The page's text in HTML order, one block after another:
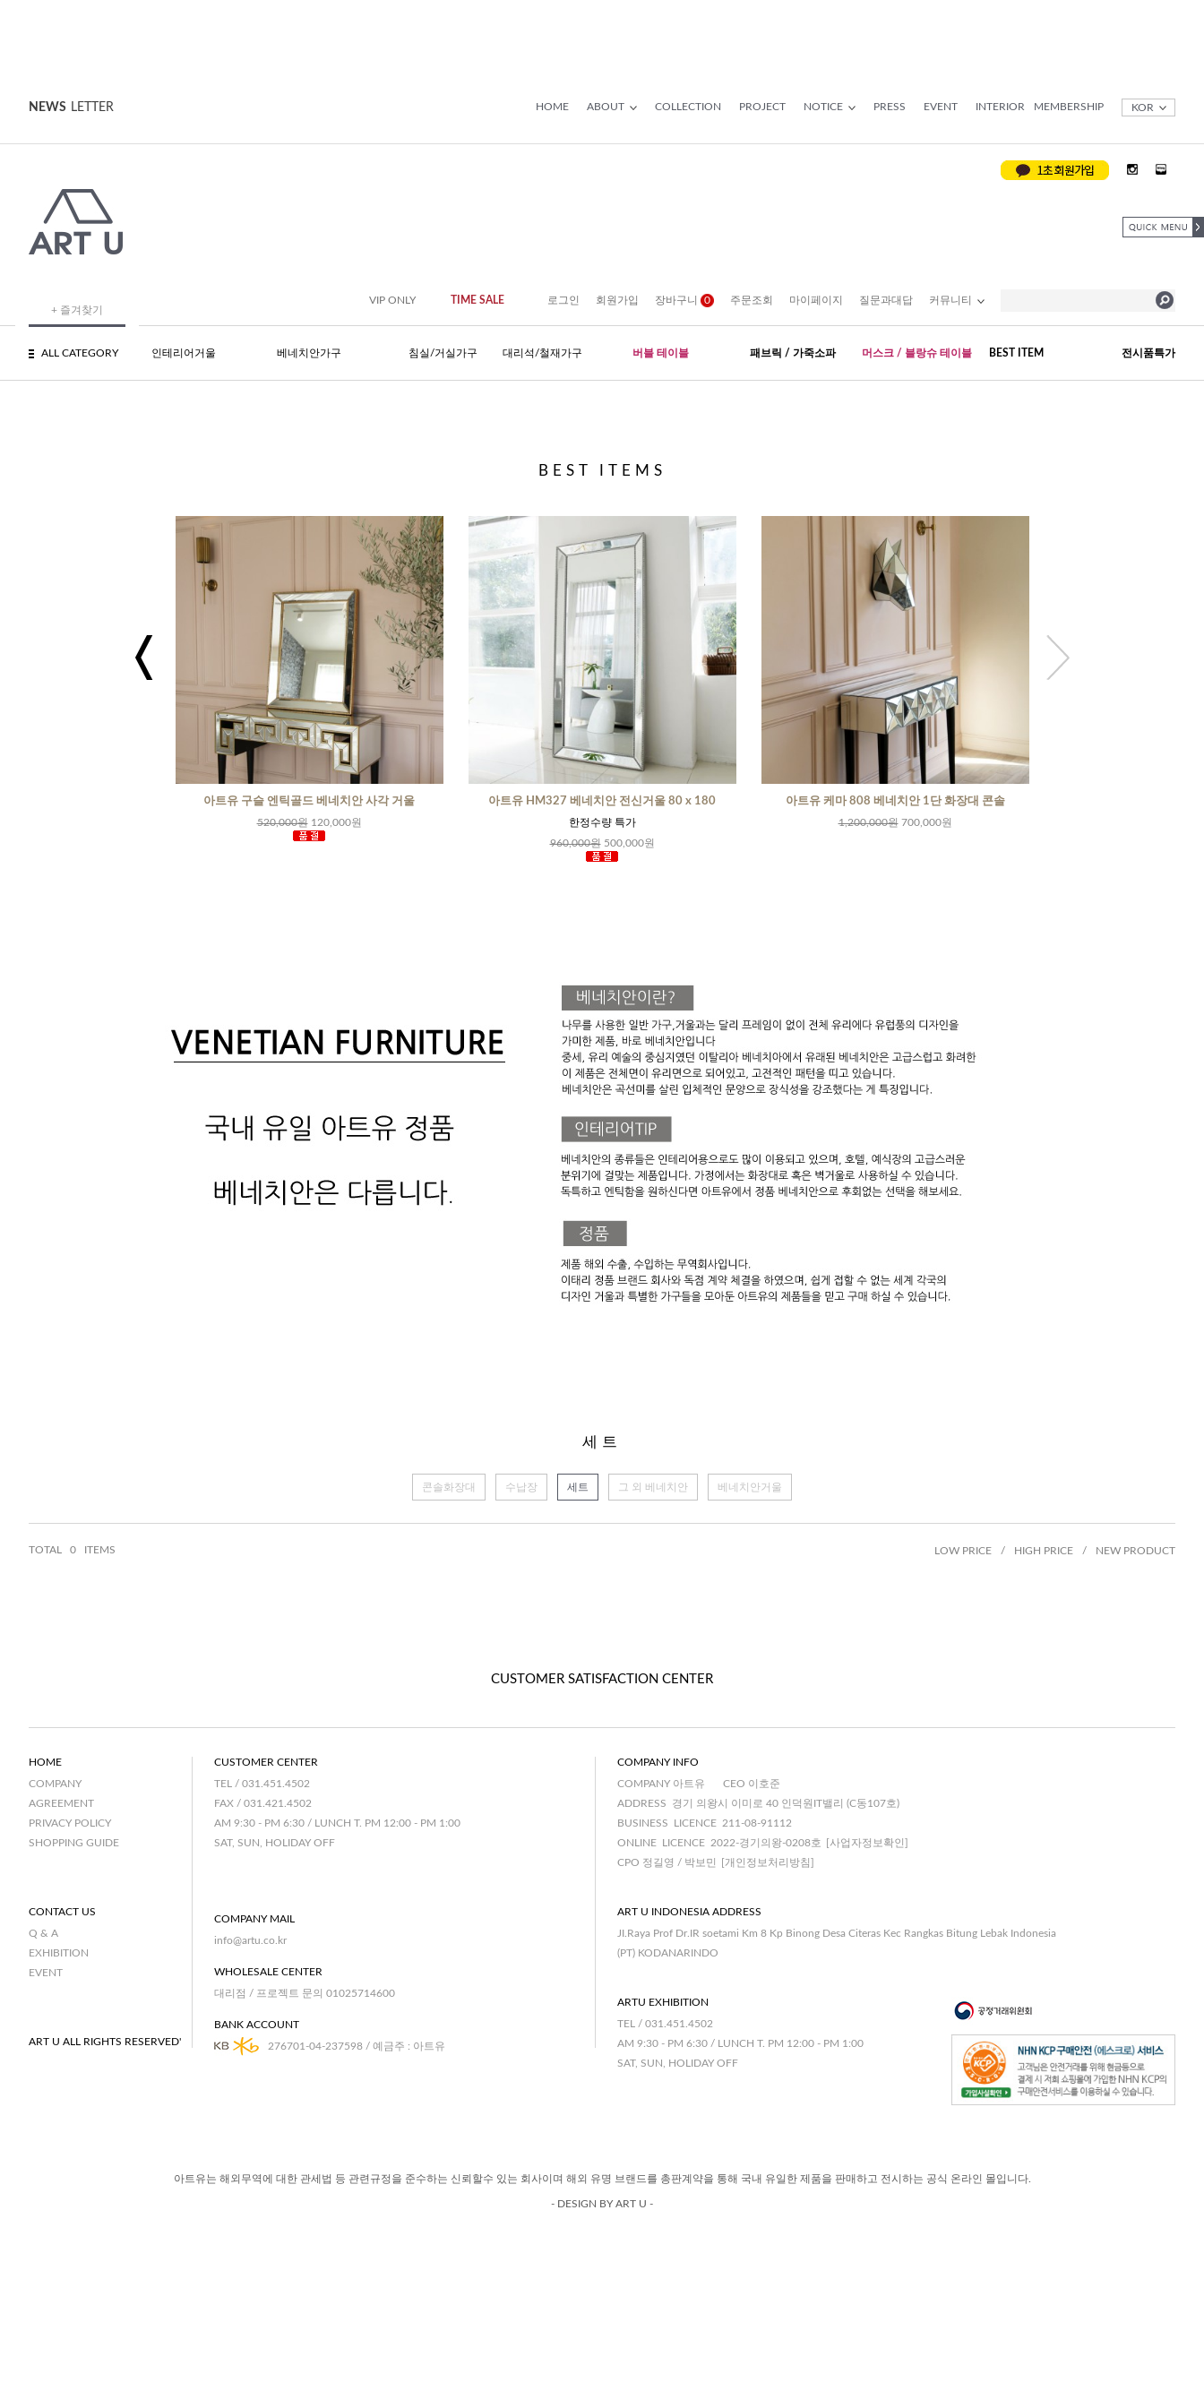
NEWS LETTER HOME ABOUT COLLECTION PROJECT NOTICE PRESS EVENT INTERIOR MEMBERSHIP KOR
+ 즐겨찾기
VIP ONLY TIME SALE 로그인 회원가입 장바구니 0 주문조회 마이페이지 질문과대답 커뮤니티
ALL CATEGORY 인테리어거울 베네치안가구 침실/거실가구 대리석/철재가구 버블 테이블 패브릭 / 가죽소파 머스크 / 블랑슈 테이블 BEST ITEM 전시품특가
BEST ITEMS
아트유 구슬 엔틱골드 베네치안 사각 거울
520,000원 120,000원
아트유 HM327 베네치안 전신거울 80 x 180
한정수량 특가
960,000원 500,000원
아트유 케마 808 베네치안 1단 화장대 콘솔
1,200,000원 700,000원
세트
콘솔화장대 수납장 세트 그 외 베네치안 베네치안거울
TOTAL 0 ITEMS LOW PRICE / HIGH PRICE / NEW PRODUCT
CUSTOMER SATISFACTION CENTER
HOME
COMPANY
AGREEMENT
PRIVACY POLICY
SHOPPING GUIDE
CONTACT US
Q & A
EXHIBITION
EVENT
ART U ALL RIGHTS RESERVED'
CUSTOMER CENTER
TEL / 031.451.4502
FAX / 031.421.4502
AM 9:30 - PM 6:30 / LUNCH T. PM 12:00 - PM 1:00
SAT, SUN, HOLIDAY OFF
COMPANY MAIL
info@artu.co.kr
WHOLESALE CENTER
대리점 / 프로젝트 문의 01025714600
BANK ACCOUNT
276701-04-237598 / 예금주 : 아트유
COMPANY INFO
COMPANY 아트유
CEO 이호준
ADDRESS 경기 의왕시 이미로 40 인덕원IT밸리 (C동107호)
BUSINESS LICENCE 211-08-91112
ONLINE LICENCE 2022-경기의왕-0208호
[사업자정보확인]
CPO 정길영 / 박보민
[개인정보처리방침]
ART U INDONESIA ADDRESS
JI.Raya Prof Dr.IR soetami Km 8 Kp Binong Desa Citeras Kec Rangkas Bitung Lebak Indonesia
(PT) KODANARINDO
ARTU EXHIBITION
TEL / 031.451.4502
AM 9:30 - PM 6:30 / LUNCH T. PM 12:00 - PM 1:00
SAT, SUN, HOLIDAY OFF
아트유는 해외무역에 대한 관세법 등 관련규정을 준수하는 신뢰할수 있는 회사이며 해외 유명 브랜드를 총판계약을 통해 국내 유일한 제품을 판매하고 전시하는 공식 온라인 몰입니다.
- DESIGN BY ART U -